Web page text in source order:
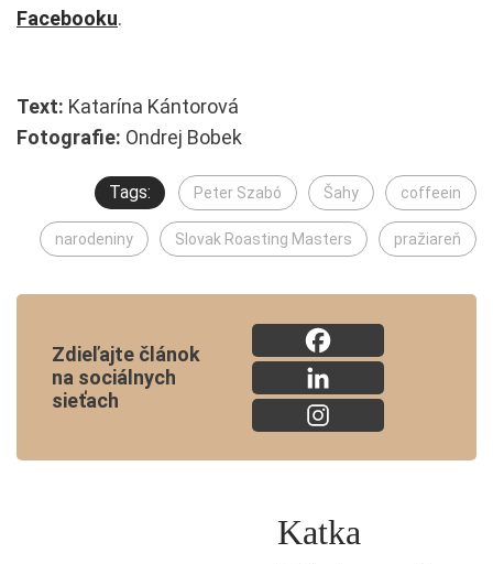
Facebooku.
Text: Katarína Kántorová
Fotografie: Ondrej Bobek
Tags: Peter Szabó Šahy coffeein
narodeniny Slovak Roasting Masters pražiareň
Zdieľajte článok
na sociálnych
sieťach
Katka